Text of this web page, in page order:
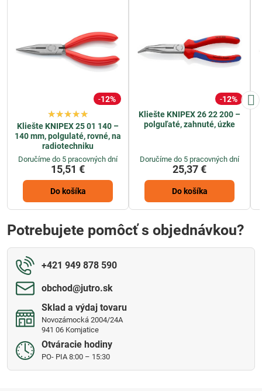
12%
Kliešte KNIPEX 25 01 140 –
140 mm, polgulaté, rovné, na
radiotechniku
Doručíme do 5 pracovných dní
15,51 €
Do košíka
12%
Kliešte KNIPEX 26 22 200 –
polguľaté, zahnuté, úzke
Doručíme do 5 pracovných dní
25,37 €
Do košíka
Potrebujete pomôcť s objednávkou?
+421 949 878 590
obchod​@jutro​.sk
Sklad a výdaj tovaru
Novozámocká 2004/24A
941 06 Komjatice
Otváracie hodiny
PO- PIA 8:00 – 15:30